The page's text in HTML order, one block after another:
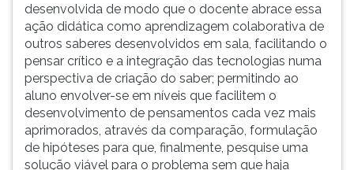
desenvolvida de modo que o docente abrace essa
ação didática como aprendizagem colaborativa de
outros saberes desenvolvidos em sala, facilitando o
pensar crítico e a integração das tecnologias numa
perspectiva de criação do saber; permitindo ao
aluno envolver-se em níveis que facilitem o
desenvolvimento de pensamentos cada vez mais
aprimorados, através da comparação, formulação
de hipóteses para que, finalmente, pesquise uma
solução viável para o problema sem que haja